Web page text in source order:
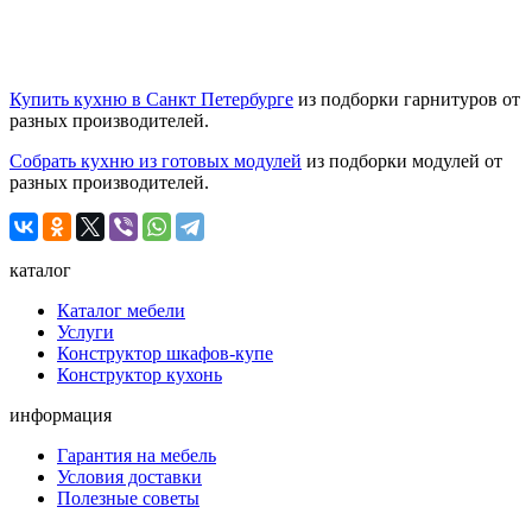
Купить кухню в Санкт Петербурге из подборки гарнитуров от
разных производителей.
Собрать кухню из готовых модулей из подборки модулей от
разных производителей.
каталог
Каталог мебели
Услуги
Конструктор шкафов-купе
Конструктор кухонь
информация
Гарантия на мебель
Условия доставки
Полезные советы